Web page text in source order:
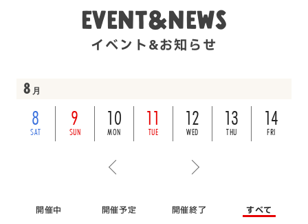
EVENT&NEWS
イベント&お知らせ
8 月
8
SAT
9
SUN
10
MON
11
TUE
12
WED
13
THU
14
FRI
開催中 開催予定 開催終了 すべて